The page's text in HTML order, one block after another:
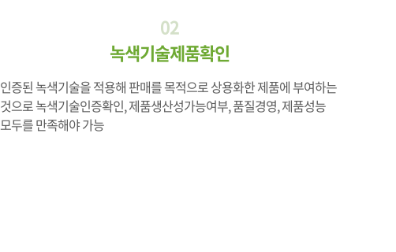
02
녹색기술제품확인
인증된 녹색기술을 적용해 판매를 목적으로 상용화한 제품에 부여하는
것으로 녹색기술인증확인, 제품생산성가능여부, 품질경영, 제품성능
모두를 만족해야 가능